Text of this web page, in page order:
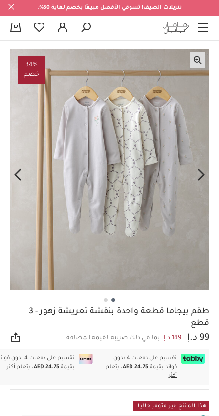
تنزيلات الصيف! تسوقي الأفضل مبيعًا بخصم لغاية 50%.
34%
خصم
طقم بيجاما قطعة واحدة بنقشة تعريشة زهور - 3
قطع
99 د.إ 149 د.إ بما في ذلك ضريبة القيمة المضافة
تقسيم على دفعات 4 بدون
فوائد بقيمة AED 24.75.
يتعلم
أكثر
تقسيم على دفعات 4 بدون
بقيمةAED 24.75. يتعلم أكثر
هذا المنتج غير متوفر حاليا.